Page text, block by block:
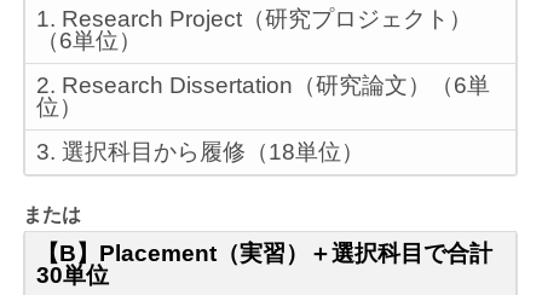
1. Research Project（研究プロジェクト）
（6単位）
2. Research Dissertation（研究論文）（6単
位）
3. 選択科目から履修（18単位）
または
【B】Placement（実習）＋選択科目で合計
30単位